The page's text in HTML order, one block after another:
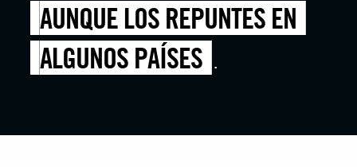
AUNQUE LOS REPUNTES EN
ALGUNOS PAÍSES